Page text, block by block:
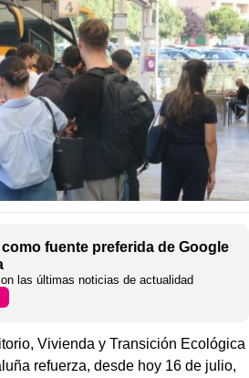
como fuente preferida de Google
las últimas noticias de actualidad
Vivienda y Transición Ecológica
refuerza, desde hoy 16 de julio,